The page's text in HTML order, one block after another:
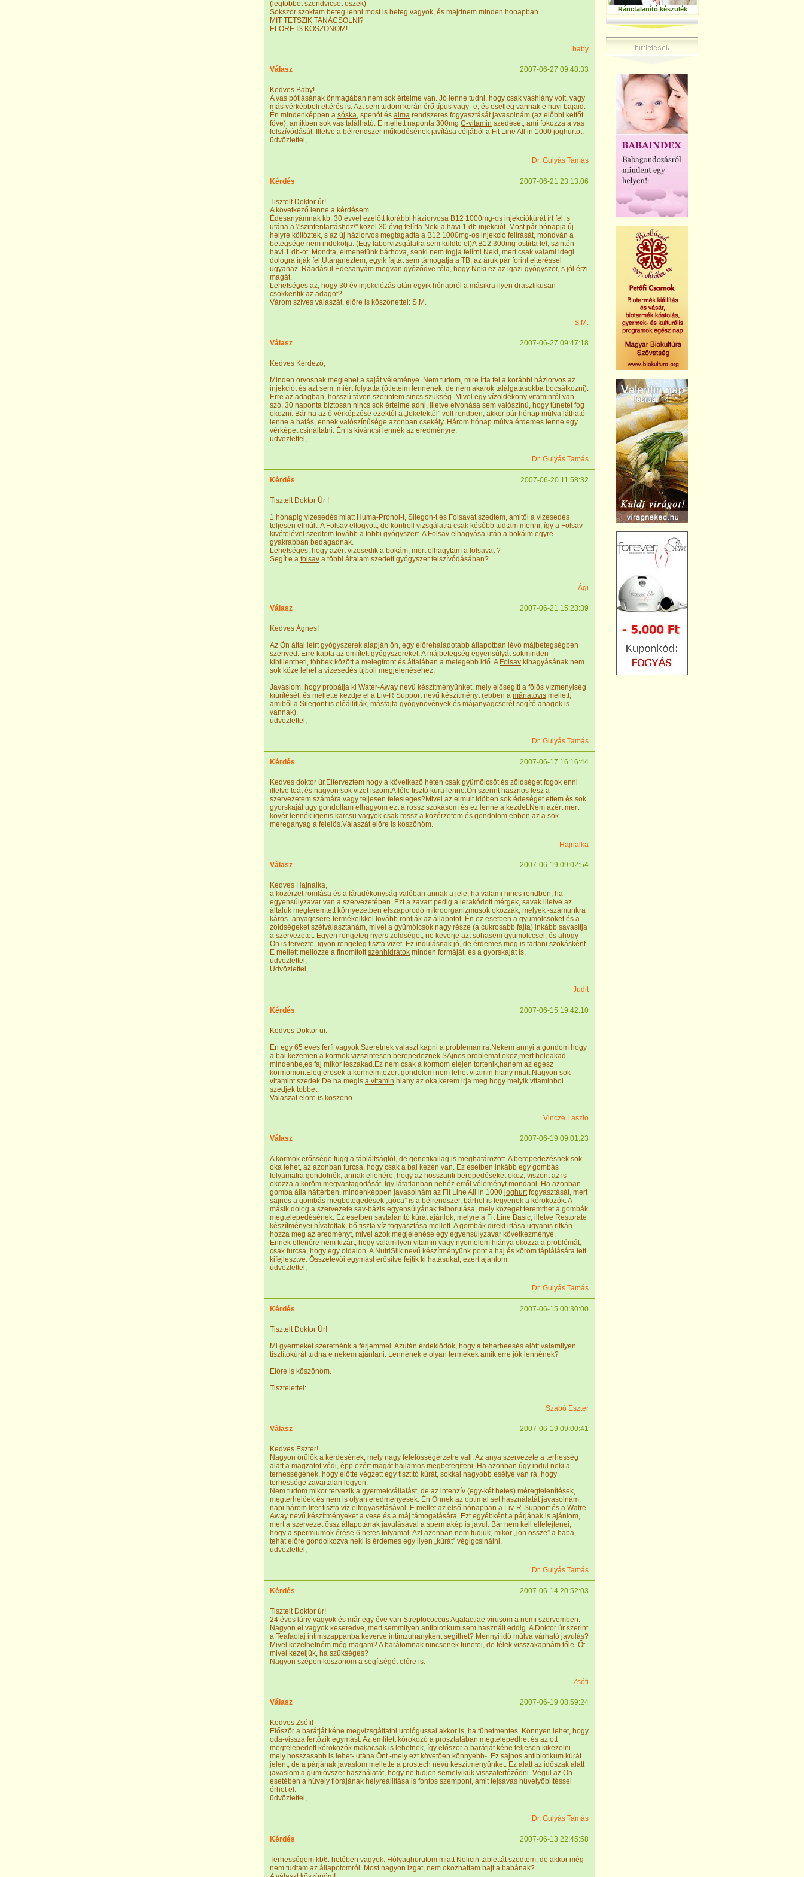
(legtöbbet szendvicset eszek)
Sokszor szoktam beteg lenni most is beteg vagyok, és majdnem minden honapban.
MIT TETSZIK TANÁCSOLNI?
ELÖRE IS KÖSZÖNÖM!
baby
Válasz 2007-06-27 09:48:33
Kedves Baby!
A vas pótlásának önmagában nem sok értelme van. Jó lenne tudni, hogy csak vashiány volt, vagy
más vérképbeli eltérés is. Azt sem tudom korán érő típus vagy -e, és esetleg vannak e havi bajaid.
Én mindenképpen a sóska, spenót és alma rendszeres fogyasztását javasolnám (az előbbi kettőt
főve), amikben sok vas található. E mellett naponta 300mg C-vitamin szedését, ami fokozza a vas
felszívódását. Illetve a bélrendszer működésének javítása céljából a Fit Line All in 1000 joghurtot.
üdvözlettel,
Dr. Gulyás Tamás
Kérdés 2007-06-21 23:13:06
Tisztelt Doktor úr!
A következő lenne a kérdésem.
Édesanyámnak kb. 30 évvel ezelőtt korábbi háziorvosa B12 1000mg-os injekciókúrát írt fel, s
utána a \"szintentartáshoz\" közel 30 évig felírta Neki a havi 1 db injekciót. Most pár hónapja új
helyre költöztek, s az új háziorvos megtagadta a B12 1000mg-os injekció felírását, mondván a
betegsége nem indokolja. (Egy laborvizsgálatra sem küldte el)A B12 300mg-ostírta fel, szintén
havi 1 db-ot. Mondta, elmehetünk bárhova, senki nem fogja felírni Neki, mert csak valami idegi
dologra írják fel.Utánanéztem, egyik fajtát sem támogatja a TB, az áruk pár forint eltéréssel
ugyanaz. Ráadásul Édesanyám megvan győződve róla, hogy Neki ez az igazi gyógyszer, s jól érzi
magát.
Lehetséges az, hogy 30 év injekciózás után egyik hónapról a másikra ilyen drasztikusan
csökkentik az adagot?
Várom szíves válaszát, előre is köszönettel: S.M.
S.M.
Válasz 2007-06-27 09:47:18
Kedves Kérdező,
Minden orvosnak meglehet a saját véleménye. Nem tudom, mire írta fel a korábbi háziorvos az
injekciót és azt sem, miért folytatta (ötleteim lennének, de nem akarok találgatásokba bocsátkozni).
Erre az adagban, hosszú távon szerintem sincs szükség. Mivel egy vízoldékony vitaminról van
szó, 30 naponta biztosan nincs sok értelme adni, illetve elvonása sem valószínű, hogy tünetet fog
okozni. Bár ha az ő vérképzése ezektől a „löketektől” volt rendben, akkor pár hónap múlva látható
lenne a hatás, ennek valószínűsége azonban csekély. Három hónap múlva érdemes lenne egy
vérképet csináltatni. Én is kíváncsi lennék az eredményre.
üdvözlettel,
Dr. Gulyás Tamás
Kérdés 2007-06-20 11:58:32
Tisztelt Doktor Úr !
1 hónapig vizesedés miatt Huma-Pronol-t, Silegon-t és Folsavat szedtem, amitől a vizesedés
teljesen elmúlt. A Folsav elfogyott, de kontroll vizsgálatra csak később tudtam menni, így a Folsav
kivételével szedtem tovább a többi gyógyszert. A Folsav elhagyása után a bokáim egyre
gyakrabban bedagadnak.
Lehetséges, hogy azért vizesedik a bokám, mert elhagytam a folsavat ?
Segít e a folsav a többi általam szedett gyógyszer felszívódásában?
Ági
Válasz 2007-06-21 15:23:39
Kedves Ágnes!
Az Ön által leírt gyógyszerek alapján ön, egy előrehaladotabb állapotban lévő májbetegségben
szenved. Erre kapta az említett gyógyszereket. Amájbetegség egyensúlyát sokminden
kibillentheti, többek között a melegfront és általában a melegebb idő. A Folsav kihagyásának nem
sok köze lehet a vizesedés újbóli megjelenéséhez.
Javaslom, hogy próbálja ki Water-Away nevű készítményünket, mely elősegíti a fölös vízmenyiség
kiürítését, és mellette kezdje el a Liv-R Support nevű készítményt (ebben a máriatövis mellett,
amiből a Silegont is előállítják, másfajta gyógynövények és májanyagcserét segítő anagok is
vannak).
üdvözlettel,
Dr. Gulyás Tamás
Kérdés 2007-06-17 16:16:44
Kedves doktor úr.Elterveztem hogy a következö héten csak gyümölcsöt és zöldséget fogok enni
illetve teát és nagyon sok vizet iszom.Afféle tisztó kura lenne.Ön szerint hasznos lesz a
szervezetem számára vagy teljesen felesleges?Mivel az elmult idöben sok édeséget ettem és sok
gyorskaját ugy gondoltam elhagyom ezt a rossz szokásom és ez lenne a kezdet.Nem azért mert
kövér lennék igenis karcsu vagyok csak rossz a közérzetem és gondolom ebben az a sok
méreganyag a felelös.Válaszát elöre is köszönöm.
Hajnalka
Válasz 2007-06-19 09:02:54
Kedves Hajnalka,
a közérzet romlása és a fáradékonyság valóban annak a jele, ha valami nincs rendben, ha
egyensúlyzavar van a szervezetében. Ezt a zavart pedig a lerakódott mérgek, savak illetve az
általuk megteremtett környezetben elszaporodó mikroorganizmusok okozzák, melyek -számunkra
káros- anyagcsere-termékeikkel tovább rontják az állapotot. Én ez esetben a gyümölcsöket és a
zöldségeket szétválasztanám, mivel a gyümölcsök nagy része (a cukrosabb fajta) inkább savasítja
a szervezetet. Egyen rengeteg nyers zöldséget, ne keverje azt sohasem gyümölccsel, és ahogy
Ön is tervezte, igyon rengeteg tiszta vizet. Ez indulásnak jó, de érdemes meg is tartani szokásként.
E mellett mellőzze a finomítottszénhidrátok minden formáját, és a gyorskaját is.
üdvözlettel,
Üdvözlettel,
Judit
Kérdés 2007-06-15 19:42:10
Kedves Doktor ur.
En egy 65 eves ferfi vagyok.Szeretnek valaszt kapni a problemamra.Nekem annyi a gondom hogy
a bal kezemen a kormok vizszintesen berepedeznek.SAjnos problemat okoz,mert beleakad
mindenbe,es faj mikor leszakad.Ez nem csak a kormom elejen tortenik,hanem az egesz
kormomon.Eleg erosek a kormeim,ezert gondolom nem lehet vitamin hiany miatt.Nagyon sok
vitamint szedek.De ha megis a vitamin hiany az oka,kerem irja meg hogy melyik vitaminbol
szedjek tobbet.
Valaszat elore is koszono
Vincze Laszlo
Válasz 2007-06-19 09:01:23
A körmök erőssége függ a tápláltságtól, de genetikailag is meghatározott. A berepedezésnek sok
oka lehet, az azonban furcsa, hogy csak a bal kezén van. Ez esetben inkább egy gombás
folyamatra gondolnék, annak ellenére, hogy az hosszanti berepedéseket okoz, viszont az is
okozza a köröm megvastagodását. Így látatlanban nehéz erről véleményt mondani. Ha azonban
gomba álla háttérben, mindenképpen javasolnám az Fit Line All in 1000 joghurtfogyasztását, mert
sajnos a gombás megbetegedések „góca” is a bélrendszer, bárhol is legyenek a kórokozók. A
másik dolog a szervezete sav-bázis egyensúlyának felborulása, mely közeget teremthet a gombák
megtelepedésének. Ez esetben savtalanító kúrát ajánlok, melyre a Fit Line Basic, illetve Restorate
készítményei hívatottak, bő tiszta víz fogyasztása mellett. A gombák direkt irtása ugyanis ritkán
hozza meg az eredményt, mivel azok megjelenése egy egyensúlyzavar következménye.
Ennek ellenére nem kizárt, hogy valamilyen vitamin vagy nyomelem hiánya okozza a problémát,
csak furcsa, hogy egy oldalon. A NutriSilk nevű készítményünk pont a haj és köröm táplálására lett
kifejlesztve. Összetevői egymást erősítve fejtik ki hatásukat, ezért ajánlom.
üdvözlettel,
Dr. Gulyás Tamás
Kérdés 2007-06-15 00:30:00
Tisztelt Doktor Úr!
Mi gyermeket szeretnénk a férjemmel. Azután érdeklődök, hogy a teherbeesés elött valamilyen
tisztítókúrát tudna e nekem ajánlani. Lennének e olyan termékek amik erre jók lennének?
Előre is köszönöm.
Tisztelettel:
Szabó Eszter
Válasz 2007-06-19 09:00:41
Kedves Eszter!
Nagyon örülök a kérdésének, mely nagy felelősségérzetre vall. Az anya szervezete a terhesség
alatt a magzatot védi, épp ezért magát hajlamos megbetegíteni. Ha azonban úgy indul neki a
terhességének, hogy előtte végzett egy tisztító kúrát, sokkal nagyobb esélye van rá, hogy
terhessége zavartalan legyen.
Nem tudom mikor tervezik a gyermekvállalást, de az intenzív (egy-két hetes) méregtelenítések,
megterhelőek és nem is olyan eredményesek. Én Önnek az optimal set használatát javasolnám,
napi három liter tiszta víz elfogyasztásával. E mellet az első hónapban a Liv-R-Support és a Watre
Away nevű készítményeket a vese és a máj támogatására. Ezt egyébként a párjának is ajánlom,
mert a szervezet össz állapotának javulásával a spermakép is javul. Bár nem kell elfelejtenei,
hogy a spermiumok érése 6 hetes folyamat. Azt azonban nem tudjuk, mikor „jön össze” a baba,
tehát előre gondolkozva neki is érdemes egy ilyen „kúrát” végigcsinálni.
üdvözlettel,
Dr. Gulyás Tamás
Kérdés 2007-06-14 20:52:03
Tisztelt Doktor úr!
24 éves lány vagyok és már egy éve van Streptococcus Agalactiae vírusom a nemi szervemben.
Nagyon el vagyok keseredve, mert semmilyen antibiotikum sem használt eddig. A Doktor úr szerint
a Teafaolaj intimszappanba keverve intimzuhanyként segíthet? Mennyi idő múlva várható javulás?
Mivel kezelhetném még magam? A barátomnak nincsenek tünetei, de félek visszakapnám tőle. Őt
mivel kezeljük, ha szükséges?
Nagyon szépen köszönöm a segítségét előre is.
Zsófi
Válasz 2007-06-19 08:59:24
Kedves Zsófi!
Először a barátját kéne megvizsgáltatni urológussal akkor is, ha tünetmentes. Könnyen lehet, hogy
oda-vissza fertőzik egymást. Az említett kórokozó a prosztatában megtelepedhet és az ott
megtelepedett kórokozók makacsak is lehetnek, így először a barátját kéne teljesen kikezelni -
mely hosszasabb is lehet- utána Önt -mely ezt követően könnyebb-. Ez sajnos antibiotikum kúrát
jelent, de a párjának javaslom mellette a prostech nevű készítményünket. Ez alatt az időszak alatt
javaslom a gumióvszer használatát, hogy ne tudjon semelyikük visszafertőződni. Végül az Ön
esetében a hüvely flórájának helyreállítása is fontos szempont, amit tejsavas hüvelyöblítéssel
érhet el.
üdvözlettel,
Dr. Gulyás Tamás
Kérdés 2007-06-13 22:45:58
Terhességem kb6. hetében vagyok. Hólyaghurutom miatt Nolicin tablettát szedtem, de akkor még
nem tudtam az állapotomról. Most nagyon izgat, nem okozhattam bajt a babának?
Ránctalanító készülék